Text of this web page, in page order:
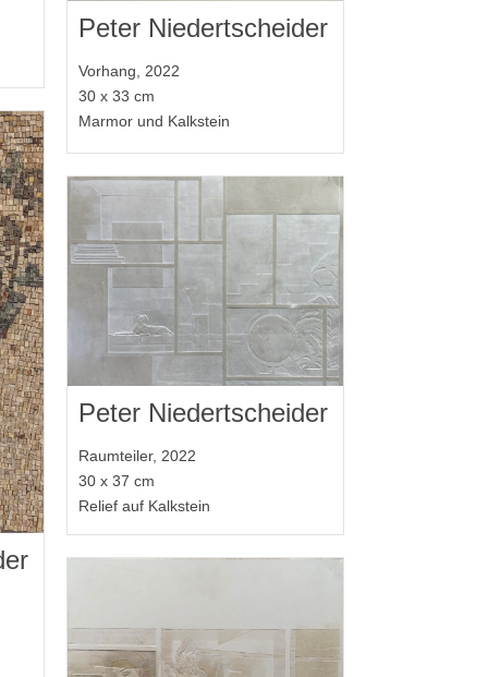
Peter Niedertscheider
Vorhang, 2022
30 x 33 cm
Marmor und Kalkstein
Peter Niedertscheider
Raumteiler, 2022
30 x 37 cm
Relief auf Kalkstein